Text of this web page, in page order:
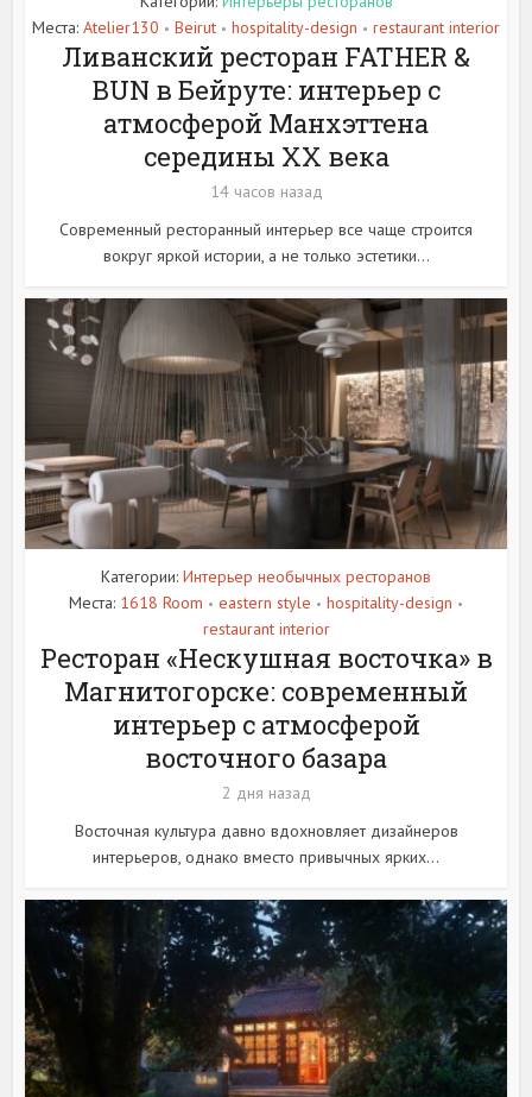
Места: Atelier130 • Beirut • hospitality-design • restaurant interior
Ливанский ресторан FATHER &
BUN в Бейруте: интерьер с
атмосферой Манхэттена
середины XX века
14 часов назад
Современный ресторанный интерьер все чаще строится
вокруг яркой истории, а не только эстетики...
Категории: Интерьер необычных ресторанов
Места: 1618 Room • eastern style • hospitality-design •
restaurant interior
Ресторан «Нескушная восточка» в
Магнитогорске: современный
интерьер с атмосферой
восточного базара
2 дня назад
Восточная культура давно вдохновляет дизайнеров
интерьеров, однако вместо привычных ярких...